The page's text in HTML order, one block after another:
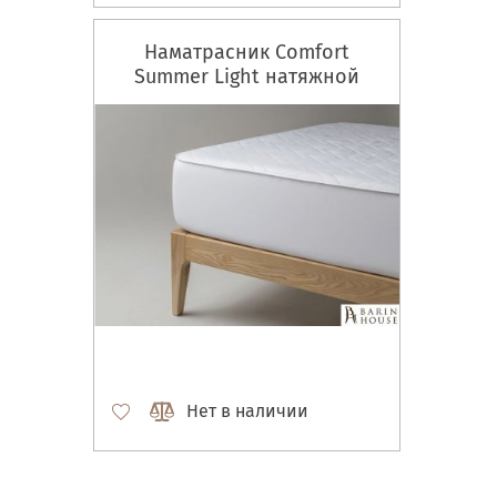
Наматрасник Comfort
Summer Light натяжной
Нет в наличии